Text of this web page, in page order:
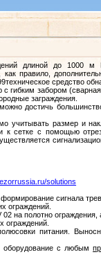
длиной до 1000
, как правило,
техническое средство
гибким забором (сварная
заграждения.
достичь
учитывать размер и
к сетке с помощью
solutions
сигнала
ограждений.
на полотно ограждения,
ограждений.
питания.
оборудование с любым